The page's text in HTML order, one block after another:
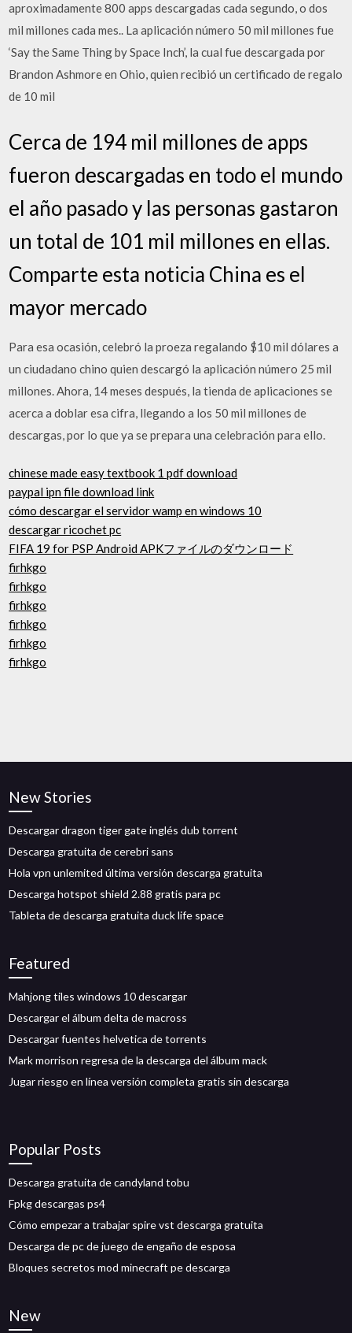
aproximadamente 800 apps descargadas cada segundo, o dos
mil millones cada mes.. La aplicación número 50 mil millones fue
‘Say the Same Thing by Space Inch’, la cual fue descargada por
Brandon Ashmore en Ohio, quien recibió un certificado de regalo
de 10 mil
Cerca de 194 mil millones de apps
fueron descargadas en todo el mundo
el año pasado y las personas gastaron
un total de 101 mil millones en ellas.
Comparte esta noticia China es el
mayor mercado
Para esa ocasión, celebró la proeza regalando $10 mil dólares a
un ciudadano chino quien descargó la aplicación número 25 mil
millones. Ahora, 14 meses después, la tienda de aplicaciones se
acerca a doblar esa cifra, llegando a los 50 mil millones de
descargas, por lo que ya se prepara una celebración para ello.
chinese made easy textbook 1 pdf download
paypal ipn file download link
cómo descargar el servidor wamp en windows 10
descargar ricochet pc
FIFA 19 for PSP Android APKファイルのダウンロード
firhkgo
firhkgo
firhkgo
firhkgo
firhkgo
firhkgo
New Stories
Descargar dragon tiger gate inglés dub torrent
Descarga gratuita de cerebri sans
Hola vpn unlemited última versión descarga gratuita
Descarga hotspot shield 2.88 gratis para pc
Tableta de descarga gratuita duck life space
Featured
Mahjong tiles windows 10 descargar
Descargar el álbum delta de macross
Descargar fuentes helvetica de torrents
Mark morrison regresa de la descarga del álbum mack
Jugar riesgo en línea versión completa gratis sin descarga
Popular Posts
Descarga gratuita de candyland tobu
Fpkg descargas ps4
Cómo empezar a trabajar spire vst descarga gratuita
Descarga de pc de juego de engaño de esposa
Bloques secretos mod minecraft pe descarga
New